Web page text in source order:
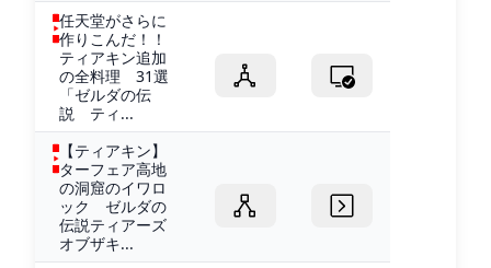
任天堂がさらに
作りこんだ！！
ティアキン追加
の全料理 31選
「ゼルダの伝
説 ティ...
【ティアキン】
ターフェア高地
の洞窟のイワロ
ック ゼルダの
伝説ティアーズ
オブザキ...